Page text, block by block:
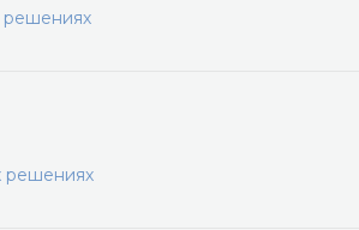
решениях
решениях